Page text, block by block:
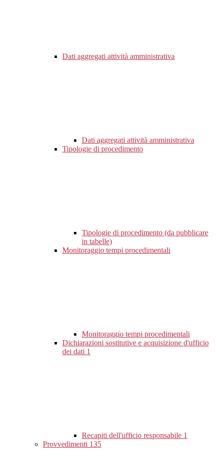
Dati aggregati attività amministrativa
Dati aggregati attività amministrativa
Tipologie di procedimento
Tipologie di procedimento (da pubblicare
in tabelle)
Monitoraggio tempi procedimentali
Monitoraggio tempi procedimentali
Dichiarazioni sostitutive e acquisizione d'ufficio
dei dati 1
Recapiti dell'ufficio responsabile 1
Provvedimenti 135